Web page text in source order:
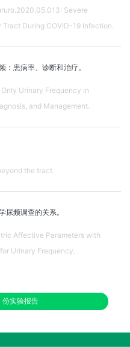
Severe
During COVID-19 Infection.
：患病率、诊断和治疗。
Urinary Frequency in
and Management.
the tract.
尿频调查的关系。
Affective Parameters with
Urinary Frequency.
份实验报告